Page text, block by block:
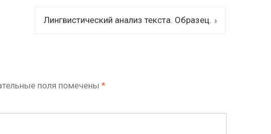
Лингвистический анализ текста. Образец.
поля помечены *